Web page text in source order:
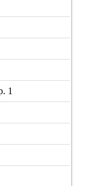
1